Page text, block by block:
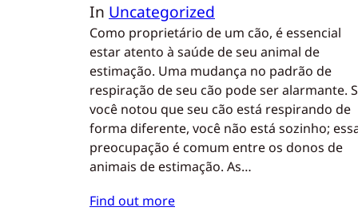
In Uncategorized
Como proprietário de um cão, é essencial
estar atento à saúde de seu animal de
estimação. Uma mudança no padrão de
respiração de seu cão pode ser alarmante.
você notou que seu cão está respirando de
forma diferente, você não está sozinho;
preocupação é comum entre os donos de
animais de estimação. As…
Find out more